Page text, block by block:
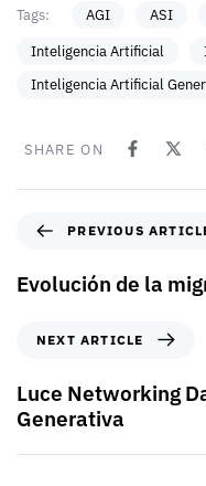
Tags: AGI ASI
Inteligencia Artificial
Inteligencia Artificial
SHARE ON
PREVIOUS
Evolución de la
NEXT ARTICLE
Luce Networking
Generativa